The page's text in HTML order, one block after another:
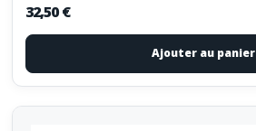
32,50 €
Ajouter au panier